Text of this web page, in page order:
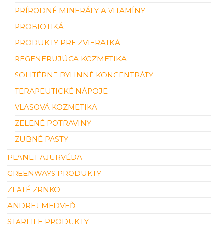
PRÍRODNÉ MINERÁLY A VITAMÍNY
PROBIOTIKÁ
PRODUKTY PRE ZVIERATKÁ
REGENERUJÚCA KOZMETIKA
SOLITÉRNE BYLINNÉ KONCENTRÁTY
TERAPEUTICKÉ NÁPOJE
VLASOVÁ KOZMETIKA
ZELENÉ POTRAVINY
ZUBNÉ PASTY
PLANET AJURVÉDA
GREENWAYS PRODUKTY
ZLATÉ ZRNKO
ANDREJ MEDVEĎ
STARLIFE PRODUKTY